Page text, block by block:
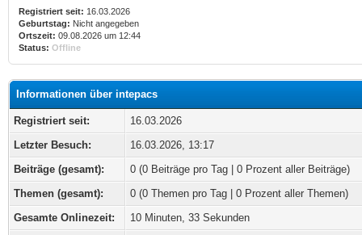
Registriert seit: 16.03.2026
Geburtstag: Nicht angegeben
Ortszeit: 09.08.2026 um 12:44
Status: Offline
Informationen über intepacs
Registriert seit:
16.03.2026
Letzter Besuch:
16.03.2026, 13:17
Beiträge (gesamt):
0 (0 Beiträge pro Tag | 0 Prozent aller Beiträge)
Themen (gesamt):
0 (0 Themen pro Tag | 0 Prozent aller Themen)
Gesamte Onlinezeit:
10 Minuten, 33 Sekunden